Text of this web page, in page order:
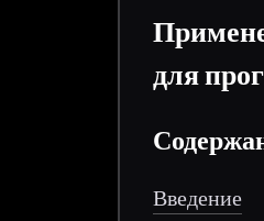
для
Введение